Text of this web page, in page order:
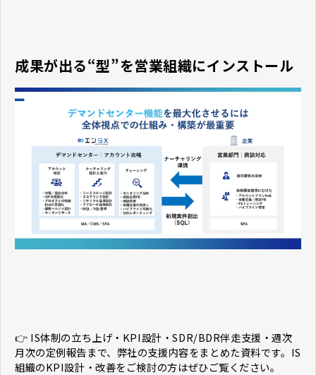
成果が出る“型”を営業組織にインストール
👉 IS体制の立ち上げ・KPI設計・SDR/BDR伴走支援・週次
月次の定例報告まで、弊社の支援内容をまとめた資料です。IS
組織のKPI設計・改善をご検討の方はぜひご覧ください。